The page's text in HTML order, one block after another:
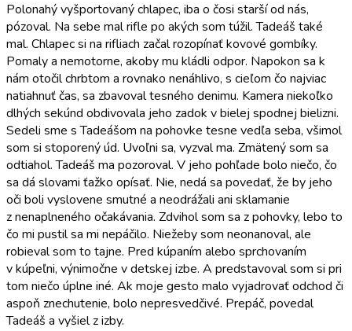
Polonahý vyšportovaný chlapec, iba o čosi starší od nás,
pózoval. Na sebe mal rifle po akých som túžil. Tadeáš také
mal. Chlapec si na rifliach začal rozopínať kovové gombíky.
Pomaly a nemotorne, akoby mu kládli odpor. Napokon sa k
nám otočil chrbtom a rovnako nenáhlivo, s cieľom čo najviac
natiahnuť čas, sa zbavoval tesného denimu. Kamera niekoľko
dlhých sekúnd obdivovala jeho zadok v bielej spodnej bielizni.
Sedeli sme s Tadeášom na pohovke tesne vedľa seba, všimol
som si stoporený úd. Uvoľni sa, vyzval ma. Zmätený som sa
odtiahol. Tadeáš ma pozoroval. V jeho pohľade bolo niečo, čo
sa dá slovami ťažko opísať. Nie, nedá sa povedať, že by jeho
oči boli vyslovene smutné a neodrážali ani sklamanie
z nenaplneného očakávania. Zdvihol som sa z pohovky, lebo to
čo mi pustil sa mi nepáčilo. Niežeby som neonanoval, ale
robieval som to tajne. Pred kúpaním alebo sprchovaním
v kúpeľni, výnimočne v detskej izbe. A predstavoval som si pri
tom niečo úplne iné. Ak moje gesto malo vyjadrovať odchod či
aspoň znechutenie, bolo nepresvedčivé. Prepáč, povedal
Tadeáš a vyšiel z izby.